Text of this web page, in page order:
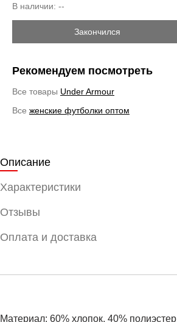
В наличии: --
Закончился
Рекомендуем посмотреть
Все товары Under Armour
Все женские футболки оптом
Описание
Характеристики
Отзывы
Оплата и доставка
Материал: 60% хлопок, 40% полиэстер